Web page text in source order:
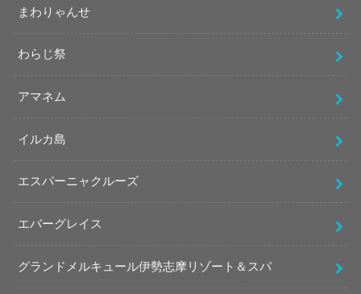
まわりゃんせ
わらじ祭
アマネム
イルカ島
エスパーニャクルーズ
エバーグレイス
グランドメルキュール伊勢志摩リゾート＆スパ